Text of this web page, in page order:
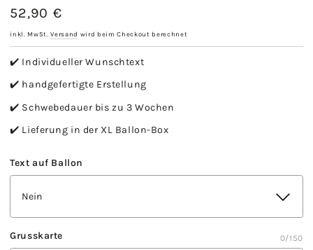
Regulärer
52,90 €
inkl. MwSt.Versand wird beim Checkout berechnet
✔️ Individueller Wunschtext
✔️ handgefertigte Erstellung
✔️ Schwebedauer bis zu 3 Wochen
✔️ Lieferung in der XL Ballon-Box